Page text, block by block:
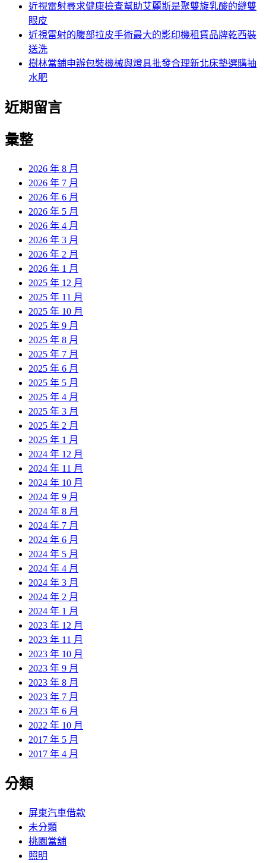
近視雷射尋求健康檢查幫助艾麗斯是聚雙旋乳酸的縫雙
眼皮
近視雷射的腹部拉皮手術最大的影印機租賃品牌乾西裝
送洗
樹林當鋪申辦包裝機械與燈具批發合理新北床墊選購抽
水肥
近期留言
彙整
2026 年 8 月
2026 年 7 月
2026 年 6 月
2026 年 5 月
2026 年 4 月
2026 年 3 月
2026 年 2 月
2026 年 1 月
2025 年 12 月
2025 年 11 月
2025 年 10 月
2025 年 9 月
2025 年 8 月
2025 年 7 月
2025 年 6 月
2025 年 5 月
2025 年 4 月
2025 年 3 月
2025 年 2 月
2025 年 1 月
2024 年 12 月
2024 年 11 月
2024 年 10 月
2024 年 9 月
2024 年 8 月
2024 年 7 月
2024 年 6 月
2024 年 5 月
2024 年 4 月
2024 年 3 月
2024 年 2 月
2024 年 1 月
2023 年 12 月
2023 年 11 月
2023 年 10 月
2023 年 9 月
2023 年 8 月
2023 年 7 月
2023 年 6 月
2022 年 10 月
2017 年 5 月
2017 年 4 月
分類
屏東汽車借款
未分類
桃園當舖
照明